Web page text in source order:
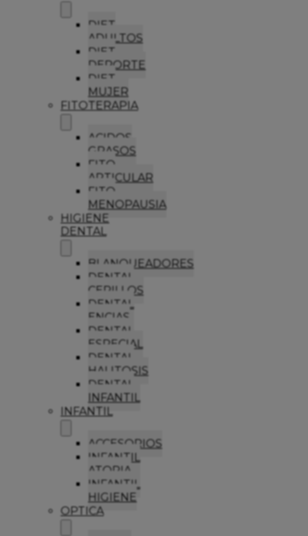
DIET
ADULTOS
DIET
DEPORTE
DIET
MUJER
FITOTERAPIA
ACIDOS
GRASOS
FITO
ARTICULAR
FITO
MENOPAUSIA
HIGIENE
DENTAL
BLANQUEADORES
DENTAL
CEPILLOS
DENTAL
ENCIAS
DENTAL
ESPECIAL
DENTAL
HALITOSIS
DENTAL
INFANTIL
INFANTIL
ACCESORIOS
INFANTIL
ATOPIA
INFANTIL
HIGIENE
OPTICA